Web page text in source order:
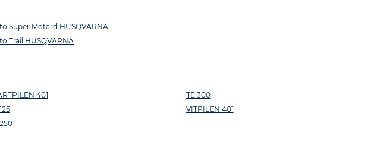
Super Motard HUSQVARNA
Trail HUSQVARNA
401
TE 300
VITPILEN 401